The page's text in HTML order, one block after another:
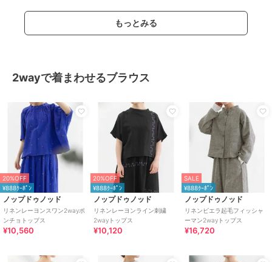
もっとみる
2wayで着まわせるブラウス
20%OFF
¥888ｸｰﾎﾟﾝ
ノップドゥノッド
リネンレーヨンスワン2wayポ
ンチョトップス
¥10,560
20%OFF
¥888ｸｰﾎﾟﾝ
ノップドゥノッド
リネンレーヨンライン刺繍
2wayトップス
¥10,120
SALE
¥888ｸｰﾎﾟﾝ
ノップドゥノッド
リネンビエラ起毛フィッシャ
ーマン2wayトップス
¥16,720